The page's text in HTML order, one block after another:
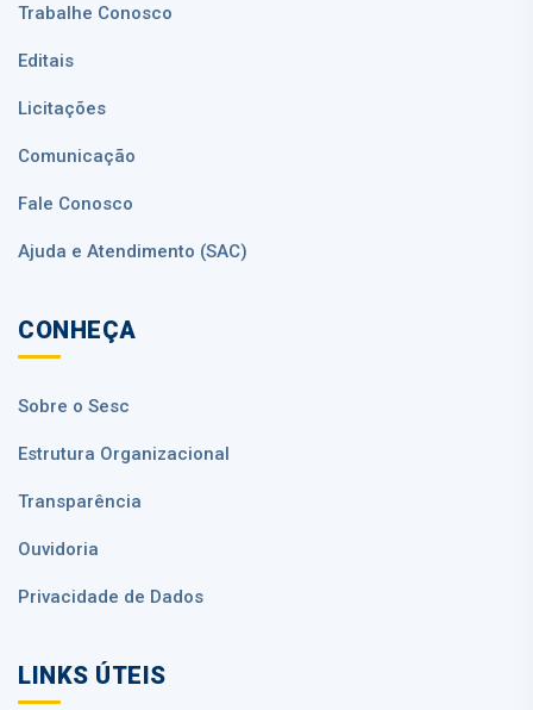
Trabalhe Conosco
Editais
Licitações
Comunicação
Fale Conosco
Ajuda e Atendimento (SAC)
CONHEÇA
Sobre o Sesc
Estrutura Organizacional
Transparência
Ouvidoria
Privacidade de Dados
LINKS ÚTEIS